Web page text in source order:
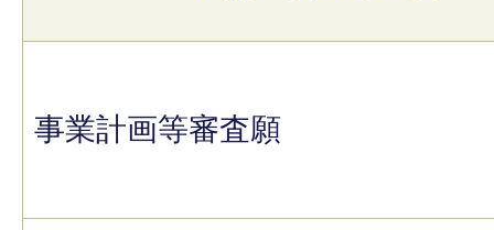
事業計画等審査願